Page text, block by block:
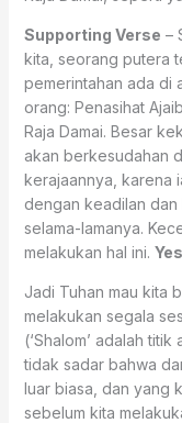
Supporting Verse –
kita, seorang putera
pemerintahan ada di
orang: Penasihat
Raja Damai. Besar
akan berkesudahan
kerajaannya, karena
dengan keadilan
selama-lamanya.
melakukan hal ini.
Jadi Tuhan mau kita
melakukan segala
(‘Shalom’ adalah
tidak sadar bahwa
luar biasa, dan yang
sebelum kita